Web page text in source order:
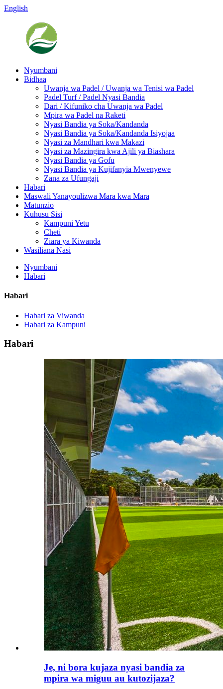
English
Nyumbani
Bidhaa
Uwanja wa Padel / Uwanja wa Tenisi wa Padel
Padel Turf / Padel Nyasi Bandia
Dari / Kifuniko cha Uwanja wa Padel
Mpira wa Padel na Raketi
Nyasi Bandia ya Soka/Kandanda
Nyasi Bandia ya Soka/Kandanda Isiyojaa
Nyasi za Mandhari kwa Makazi
Nyasi za Mazingira kwa Ajili ya Biashara
Nyasi Bandia ya Gofu
Nyasi Bandia ya Kujifanyia Mwenyewe
Zana za Ufungaji
Habari
Maswali Yanayoulizwa Mara kwa Mara
Matunzio
Kuhusu Sisi
Kampuni Yetu
Cheti
Ziara ya Kiwanda
Wasiliana Nasi
Nyumbani
Habari
Habari
Habari za Viwanda
Habari za Kampuni
Habari
Je, ni bora kujaza nyasi bandia za
mpira wa miguu au kutozijaza?